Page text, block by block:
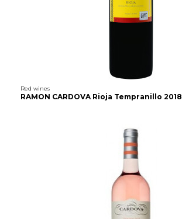
Red wines
RAMON CARDOVA Rioja Tempranillo 2018